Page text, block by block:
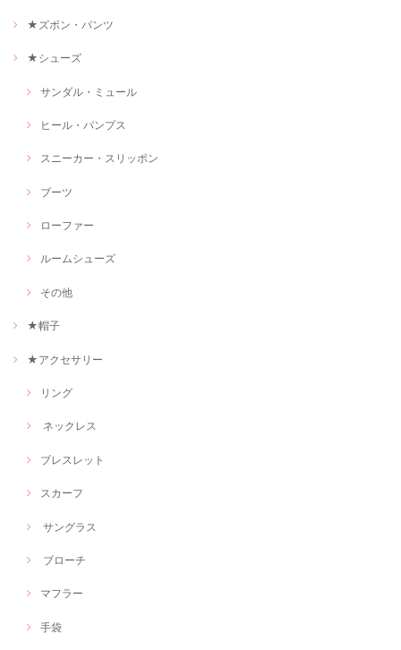
★ズボン・パンツ
★シューズ
サンダル・ミュール
ヒール・パンプス
スニーカー・スリッポン
ブーツ
ローファー
ルームシューズ
その他
★帽子
★アクセサリー
リング
ネックレス
ブレスレット
スカーフ
サングラス
ブローチ
マフラー
手袋